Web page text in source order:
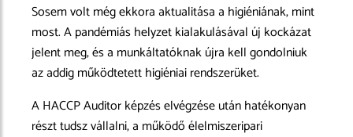
Sosem volt még ekkora aktualitása a higiéniának, mint
most. A pandémiás helyzet kialakulásával új kockázat
jelent meg, és a munkáltatóknak újra kell gondolniuk
az addig működtetett higiéniai rendszerüket.
A HACCP Auditor képzés elvégzése után hatékonyan
részt tudsz vállalni, a működő élelmiszeripari